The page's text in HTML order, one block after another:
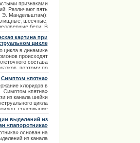
признаками
Различают пять
Э. Мандельштам):
шеечные,
бели. В
увлажнено
и потовых желез,
женской срамной
при половом
полового сношени
картина при
цикле
цикла в динамике
происходят
состава
поэтому по
мазков можно
овариальных
цитодиагностики
через день
— 10—25 серийных
маз
Симптом «пятна»
хлоридов в
Симптом «пятна»
из канала шейки
цикла
содержание
под влиянием
момент овуляции и
отсутствует при
Для определения
из фильтроваль
выделений из
«папоротника»
основан на
из канала